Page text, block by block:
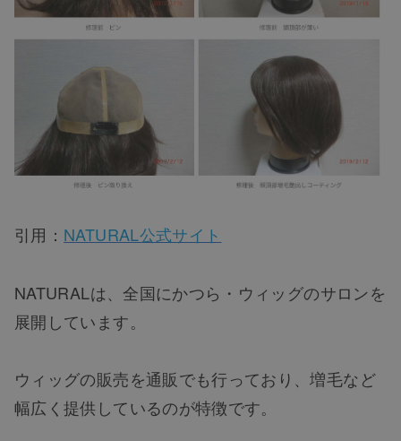
引用： NATURAL公式サイト
NATURALは、全国にかつら・ウィッグのサロンを
展開しています。
ウィッグの販売を通販でも行っており、増毛など
幅広く提供しているのが特徴です。